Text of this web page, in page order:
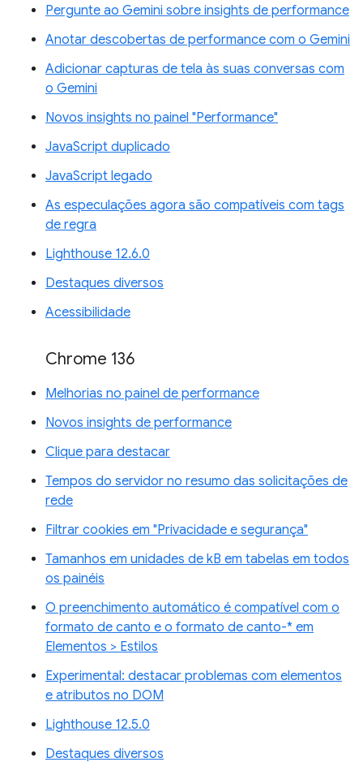
Pergunte ao Gemini sobre insights de performance
Anotar descobertas de performance com o Gemini
Adicionar capturas de tela às suas conversas com
o Gemini
Novos insights no painel "Performance"
JavaScript duplicado
JavaScript legado
As especulações agora são compatíveis com tags
de regra
Lighthouse 12.6.0
Destaques diversos
Acessibilidade
Chrome 136
Melhorias no painel de performance
Novos insights de performance
Clique para destacar
Tempos do servidor no resumo das solicitações de
rede
Filtrar cookies em "Privacidade e segurança"
Tamanhos em unidades de kB em tabelas em todos
os painéis
O preenchimento automático é compatível com o
formato de canto e o formato de canto-* em
Elementos > Estilos
Experimental: destacar problemas com elementos
e atributos no DOM
Lighthouse 12.5.0
Destaques diversos